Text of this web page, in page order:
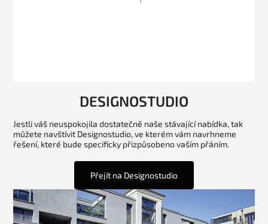
DESIGNOSTUDIO
Jestli váš neuspokojila dostatečně naše stávající nabídka, tak
můžete navštívit Designostudio, ve kterém vám navrhneme
řešení, které bude specificky přizpůsobeno vaším přáním.
Přejít na Designostudio